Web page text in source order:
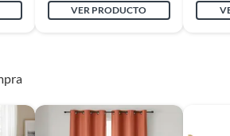
VER PRODUCTO